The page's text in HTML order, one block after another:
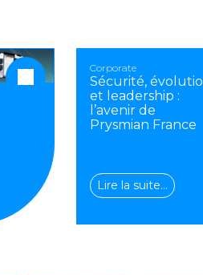
Corporate
Sécurité,
et leadership :
l’avenir de
Prysmian France
Lire la suite…